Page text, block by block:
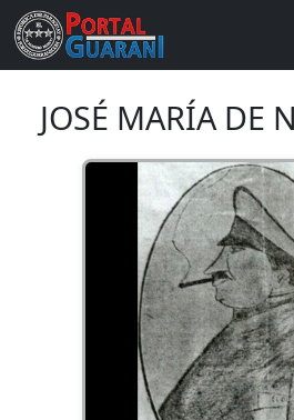
JOSÉ MARÍA DE